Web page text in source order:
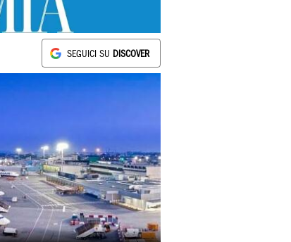
SEGUICI SU DISCOVER